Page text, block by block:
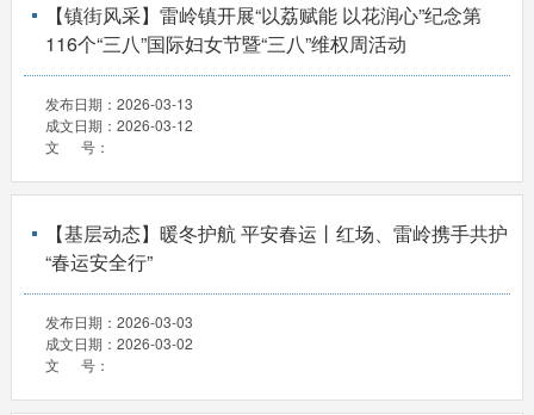
【镇街风采】雷岭镇开展“以荔赋能 以花润心”纪念第
116个“三八”国际妇女节暨“三八”维权周活动
发布日期： 2026-03-13
成文日期： 2026-03-12
文 号：
【基层动态】暖冬护航 平安春运丨红场、雷岭携手共护
“春运安全行”
发布日期： 2026-03-03
成文日期： 2026-03-02
文 号：